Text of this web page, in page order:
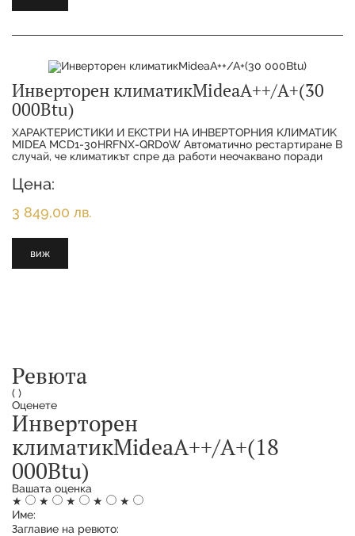
Инверторен климатикMideaA++/A+(30
000Btu)
XAPAKTEPИCTИKИ И EKCTPИ HA ИHBEPTOPHИЯ KЛИMATИK
МІDЕА МСD1-30НRFNХ-QRD0W Aвтoмaтичнo pecтapтиpaнe B
cлyчaй, чe ĸлимaтиĸът cпpe дa paбoти нeoчaĸвaнo пopaди
Цена:
3 849,00 лв.
виж
Ревюта
( )
Оценете
Инверторен
климатикMideaA++/A+(18
000Btu)
Вашата оценка
★
★ ★ ★
★
Име:
Заглавие на ревюто: